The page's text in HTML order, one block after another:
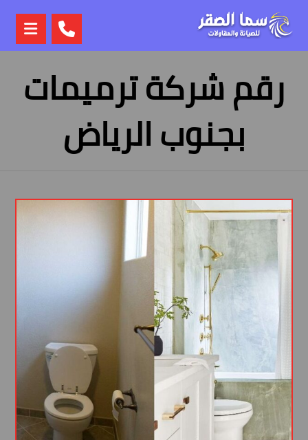
رقم شركة ترميمات
بجنوب الرياض